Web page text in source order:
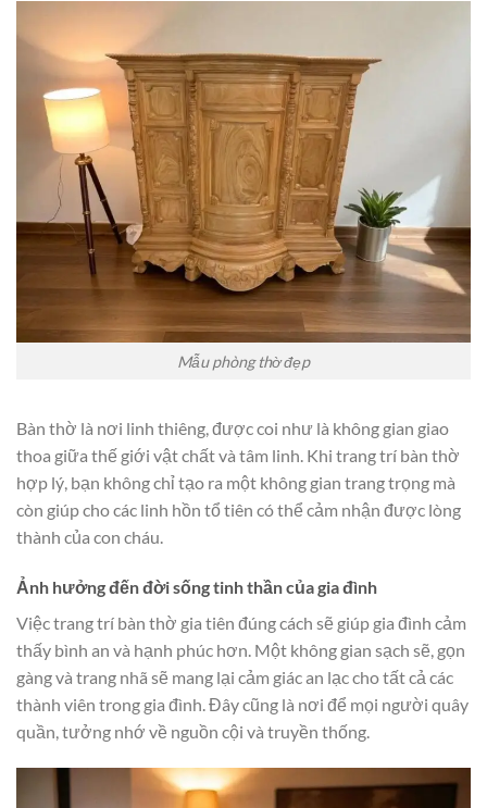
Mẫu phòng thờ đẹp
Bàn thờ là nơi linh thiêng, được coi như là không gian giao
thoa giữa thế giới vật chất và tâm linh. Khi trang trí bàn thờ
hợp lý, bạn không chỉ tạo ra một không gian trang trọng mà
còn giúp cho các linh hồn tổ tiên có thể cảm nhận được lòng
thành của con cháu.
Ảnh hưởng đến đời sống tinh thần của gia đình
Việc trang trí bàn thờ gia tiên đúng cách sẽ giúp gia đình cảm
thấy bình an và hạnh phúc hơn. Một không gian sạch sẽ, gọn
gàng và trang nhã sẽ mang lại cảm giác an lạc cho tất cả các
thành viên trong gia đình. Đây cũng là nơi để mọi người quây
quần, tưởng nhớ về nguồn cội và truyền thống.